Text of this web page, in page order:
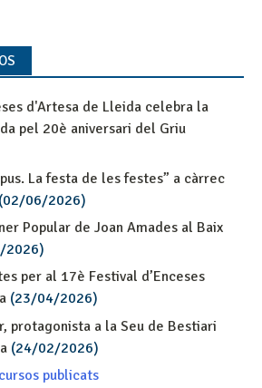
d'Artesa de Lleida celebra la
pel 20è aniversari del Griu
La festa de les festes” a càrrec
(02/06/2026)
Popular de Joan Amades al Baix
2026)
per al 17è Festival d’Enceses
(23/04/2026)
protagonista a la Seu de Bestiari
(24/02/2026)
publicats